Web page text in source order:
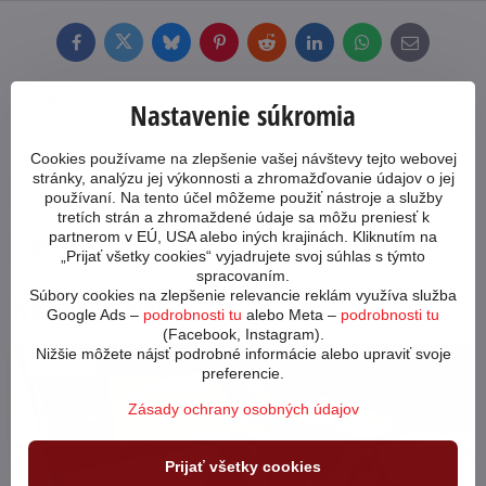
Novinky z blogu
FacebookTwitterBlueskyPinterestRedditLinkedInWhatsApp
E-
mail
Nasledujúci produkt
Ako poskladať bicykel? Preprava tovaru
Aký bicykel si
vybrať?
Garancia najnižšej
ceny
Nastavenie súkromia
Cookies používame na zlepšenie vašej návštevy tejto webovej
stránky, analýzu jej výkonnosti a zhromažďovanie údajov o jej
používaní. Na tento účel môžeme použiť nástroje a služby
tretích strán a zhromaždené údaje sa môžu preniesť k
partnerom v EÚ, USA alebo iných krajinách. Kliknutím na
„Prijať všetky cookies“ vyjadrujete svoj súhlas s týmto
spracovaním.
Súbory cookies na zlepšenie relevancie reklám využíva služba
Google Ads – podrobnosti tu alebo Meta – podrobnosti tu
(Facebook, Instagram).
Nižšie môžete nájsť podrobné informácie alebo upraviť svoje
preferencie.
Zásady ochrany osobných údajov
Prijať všetky cookies